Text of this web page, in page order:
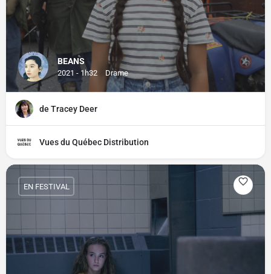
BEANS
2021 - 1h32 Drame
de Tracey Deer
Vues du Québec Distribution
EN FESTIVAL